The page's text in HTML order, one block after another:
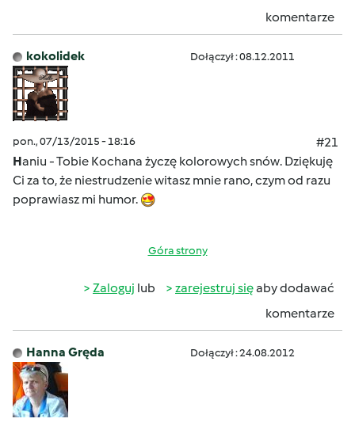
komentarze
kokolidek Dołączył : 08.12.2011
pon., 07/13/2015 - 18:16
#21
Haniu - Tobie Kochana życzę kolorowych snów. Dziękuję
Ci za to, że niestrudzenie witasz mnie rano, czym od razu
poprawiasz mi humor.
Góra strony
Zaloguj lub zarejestruj sięaby dodawać
komentarze
Hanna Gręda Dołączył : 24.08.2012